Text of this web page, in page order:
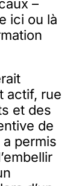
–
ici ou là
actif, rue
et des
de
permis